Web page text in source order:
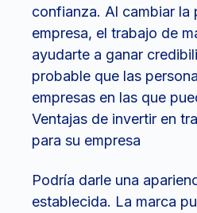
confianza. Al cambiar la
empresa, el trabajo de
ayudarte a ganar
probable que las
empresas en las que
Ventajas de invertir en
para su empresa
Podría darle una
establecida. La marca